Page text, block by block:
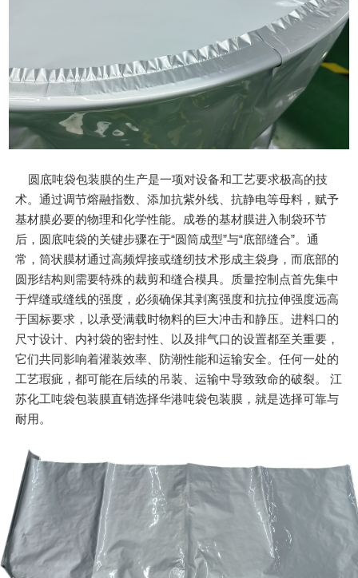
圆底吨袋包装膜的生产是一项对设备和工艺要求极高的技
术。通过调节熔融指数、添加抗紫外线、抗静电等母料，赋予
基材膜必要的物理和化学性能。成卷的基材膜进入制袋环节
后，圆底吨袋的关键步骤在于“圆筒成型”与“底部缝合”。通
常，筒状膜材通过高频焊接或缝纫技术形成主袋身，而底部的
圆形结构则需要特殊的裁剪和缝合模具。质量控制点首先集中
于焊缝或缝线的强度，必须确保其剥离强度和抗拉伸强度远高
于国标要求，以承受满载时物料的巨大冲击和静压。进料口的
尺寸设计、内衬袋的密封性、以及排气口的设置都至关重要，
它们共同影响着灌装效率、防潮性能和运输安全。任何一处的
工艺瑕疵，都可能在后续的吊装、运输中导致致命的破裂。 江
苏化工吨袋包装膜直销选择华港吨袋包装膜，就是选择可靠与
耐用。